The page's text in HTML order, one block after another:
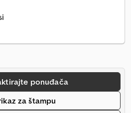
ponuđača
za štampu